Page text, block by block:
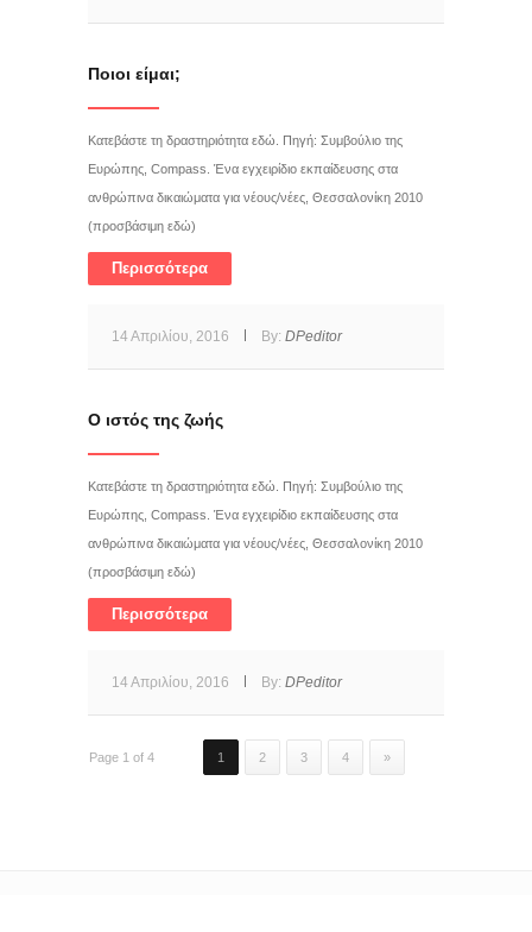
Ποιοι είμαι;
Κατεβάστε τη δραστηριότητα εδώ. Πηγή: Συμβούλιο της
Ευρώπης, Compass. Ένα εγχειρίδιο εκπαίδευσης στα
ανθρώπινα δικαιώματα για νέους/νέες, Θεσσαλονίκη 2010
(προσβάσιμη εδώ)
Περισσότερα
14 Απριλίου, 2016 By: DPeditor
Ο ιστός της ζωής
Κατεβάστε τη δραστηριότητα εδώ. Πηγή: Συμβούλιο της
Ευρώπης, Compass. Ένα εγχειρίδιο εκπαίδευσης στα
ανθρώπινα δικαιώματα για νέους/νέες, Θεσσαλονίκη 2010
(προσβάσιμη εδώ)
Περισσότερα
14 Απριλίου, 2016 By: DPeditor
Page 1 of 4 1 2 3 4 »